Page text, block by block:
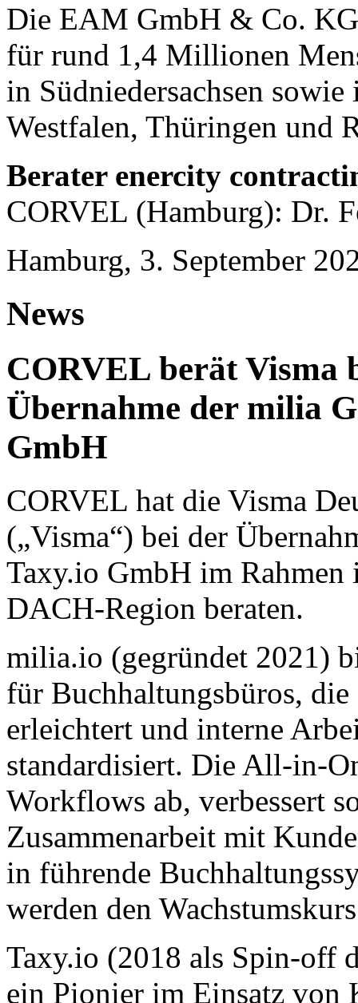
Die EAM GmbH & Co.
für rund 1,4 Millionen
in Südniedersachsen
Westfalen, Thüringen und
Berater enercity
CORVEL (Hamburg): Dr.
Hamburg, 3. September
News
CORVEL berät Visma
Übernahme der milia
GmbH
CORVEL hat die Visma
(„Visma“) bei der
Taxy.io GmbH im
DACH-Region beraten.
milia.io (gegründet 2021)
für Buchhaltungsbüros,
erleichtert und interne
standardisiert. Die All-in-
Workflows ab, verbessert
Zusammenarbeit mit
in führende
werden den
Taxy.io (2018 als Spin-off
ein Pionier im Einsatz von